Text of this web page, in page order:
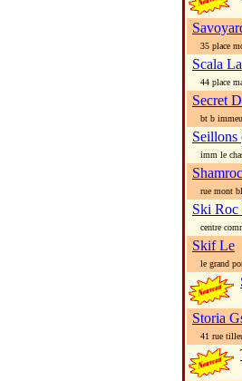
35 place
Scala La
44 place
Secret
bt b
Seillons
imm le
rue mont
Ski Roc
centre
Skif Le
le grand
Storia
41 rue